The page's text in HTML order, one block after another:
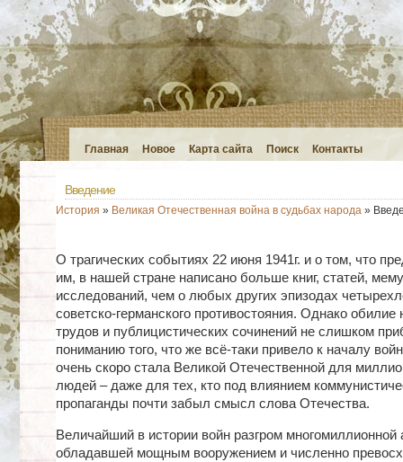
Главная Новое Карта сайта Поиск Контакты
Введение
История » Великая Отечественная война в судьбах народа»
О трагических событиях 22 июня 1941г. и о том, что
им, в нашей стране написано больше книг, ста­тей,
исследований, чем о любых других эпизодах
советско-германского проти­во­стояния. Од­нако обилие
трудов и публицистических сочинений не слишком
пониманию того, что же всё-таки привело к началу
очень скоро стала Великой Отечественной для
людей – даже для тех, кто под влиянием
пропаганды почти забыл смысл слова Отече­ства.
Величайший в истории войн разгром многомиллионной
обладав­шей мощным вооружением и численно